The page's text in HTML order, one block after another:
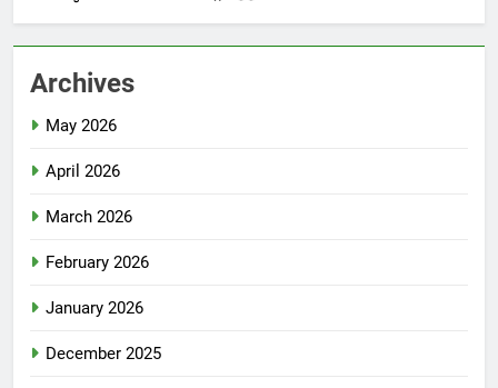
Archives
May 2026
April 2026
March 2026
February 2026
January 2026
December 2025